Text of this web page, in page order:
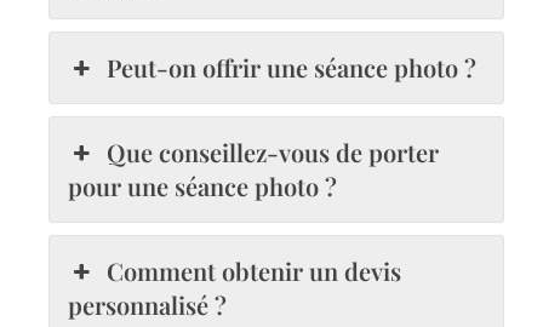
Peut-on offrir une séance photo ?
Que conseillez-vous de porter
pour une séance photo ?
Comment obtenir un devis
personnalisé ?